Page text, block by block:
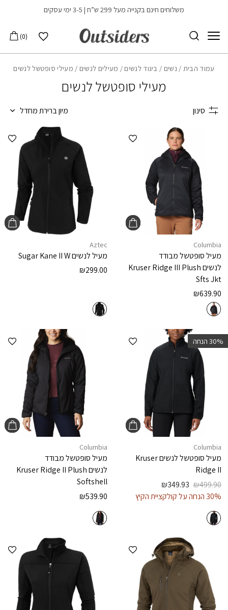
Skip to Contentמשלוחים חינם בקנייה מעל 299 ש”ח | 3-5 ימי עסקים
הרשימה שלי
0
עמוד הבית / נשים / ביגוד לנשים / מעילים לנשים / מעילי סופטשל לנשים
מעילי סופטשל לנשים
סינון מיון ברירת מחדל
הוספה למועדפים
Columbia
מעיל סופטשל מבודד
לנשיםKruser Ridge III Plush
Sfts Jkt
₪639.90
Aztec
מעיל לנשיםSugar Kane II W
₪299.00
הוספה למועדפים ‫30% הנחה
Columbia
מעיל סופטשל לנשיםKruser
Ridge II
₪499.90
₪349.93
30% הנחה על קולקציית הקיץ
Columbia
מעיל סופטשל מבודד
לנשיםKruser Ridge II Plush
Softshell
₪539.90
הוספה למועדפים